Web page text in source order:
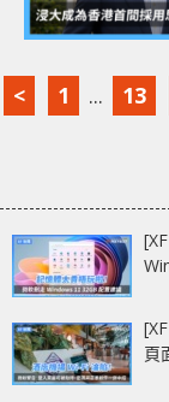
< 1 ... 13
頁